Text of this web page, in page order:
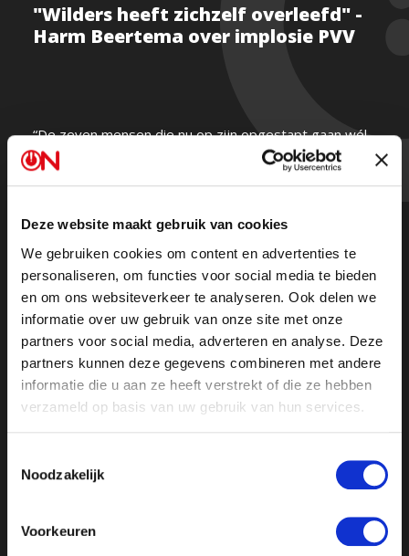
Deze website maakt gebruik van cookies
We gebruiken cookies om content en advertenties te
personaliseren, om functies voor social media te bieden
en om ons websiteverkeer te analyseren. Ook delen we
informatie over uw gebruik van onze site met onze
partners voor social media, adverteren en analyse. Deze
partners kunnen deze gegevens combineren met andere
informatie die u aan ze heeft verstrekt of die ze hebben
verzameld op basis van uw gebruik van hun services.
Noodzakelijk
Voorkeuren
"Wilders heeft zichzelf overleefd" -
Harm Beertema over implosie PVV
“De zeven mensen die nu op zijn opgestapt gaan wél
politiek bedrijven. De zogenaamd ‘keiharde oppositie’
van Wilders is machteloos en krachteloos,”
binnenuit heeft meegemaakt.
Hij stapte in 2023 op.